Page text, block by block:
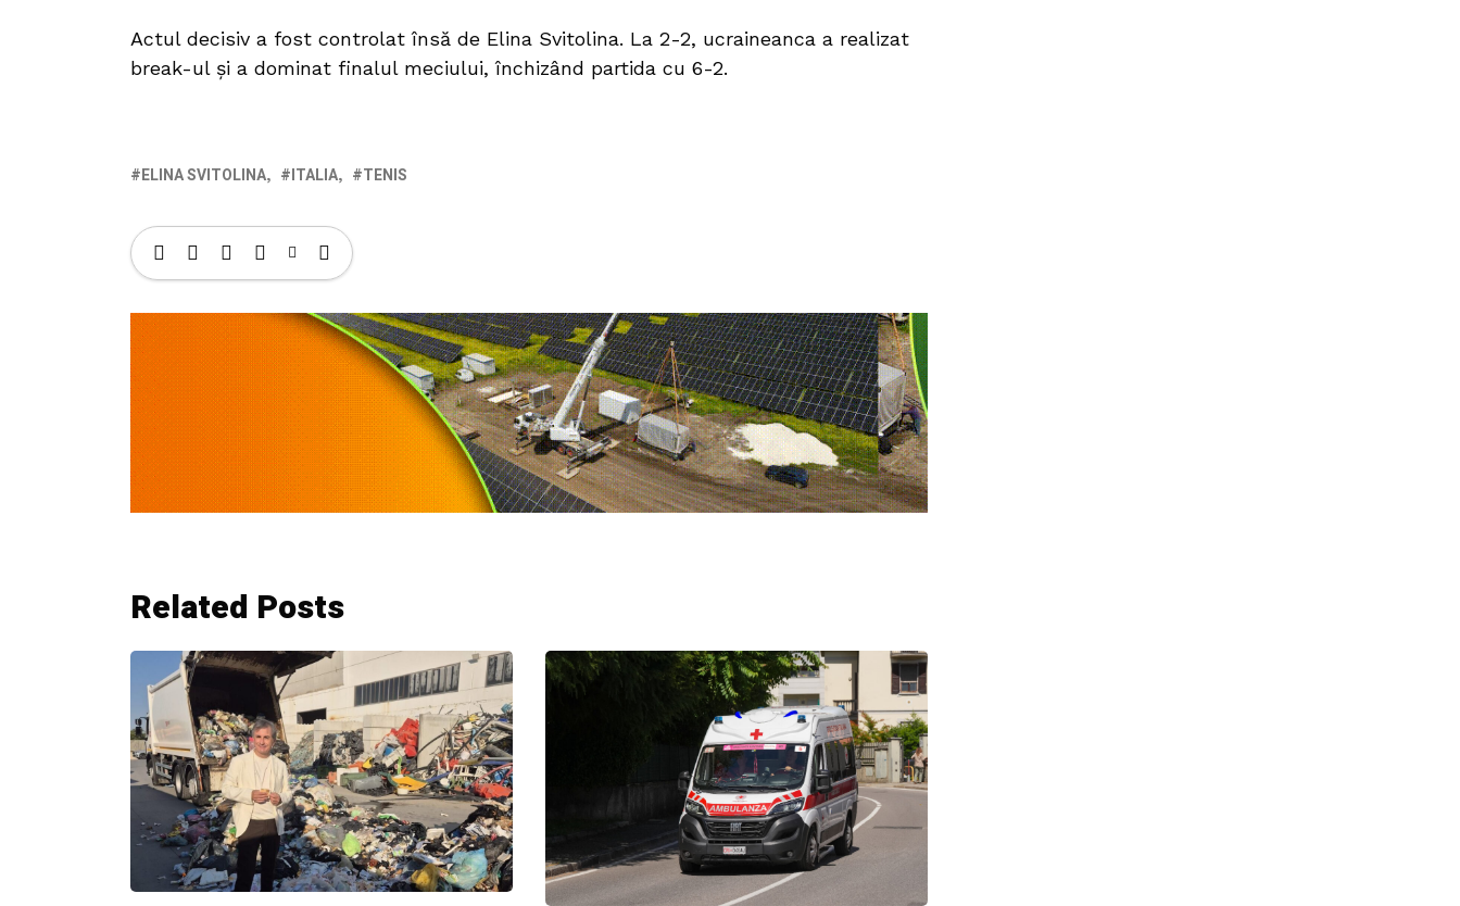
Actul decisiv a fost controlat însă de Elina Svitolina. La 2-2, ucraineanca a realizat
break-ul și a dominat finalul meciului, închizând partida cu 6-2.
ELINA SVITOLINA ITALIA TENIS
Related Posts